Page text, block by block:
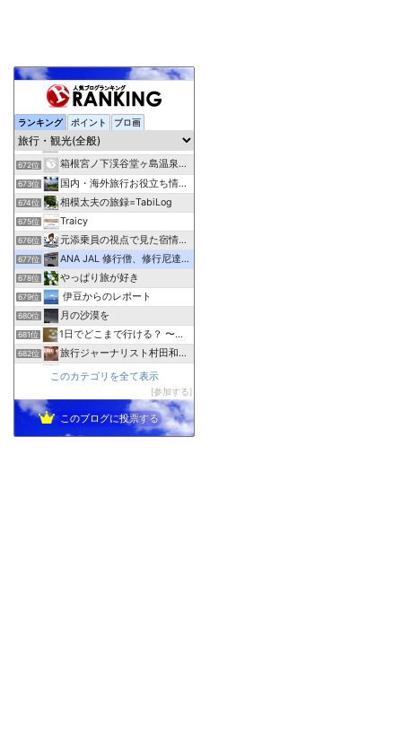
ランキング ポイント ブロ画
670位 rennequin38発・読書のススメ
671位 旅はみちずれ、世はお酒
672位 箱根宮ノ下渓谷堂ヶ島温泉 対星館 ブログ
673位 国内・海外旅行お役立ち情報まとめアンテナサイト
674位 相模太夫の旅録=TabiLog
675位 Traicy
676位 元添乗員の視点で見た宿情報＆体験記
677位 ANA JAL 修行僧、修行尼達の解脱修行情報部屋
678位 やっぱり旅が好き
679位 伊豆からのレポート
680位 月の沙漠を
681位 1日でどこまで行ける？ 〜普通列車の旅〜
682位 旅行ジャーナリスト村田和子のブログ
今日もまたブログ
宮古島・八重干瀬ツアー専門アクアベース
このカテゴリを全て表示
参加する
このブログに投票する